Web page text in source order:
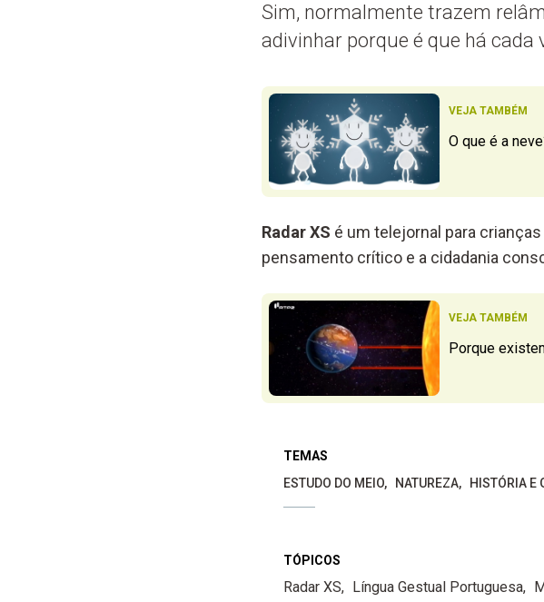
Sim, normalmente trazem
adivinhar porque é que há cada
VEJA TAMBÉM
O que é a
Radar XS é um telejornal para
pensamento crítico e a cidadania
VEJA TAMBÉM
Porque
TEMAS
ESTUDO DO MEIO
NATUREZA HISTÓRIA E
TÓPICOS
Radar XS Língua Gestual Portuguesa